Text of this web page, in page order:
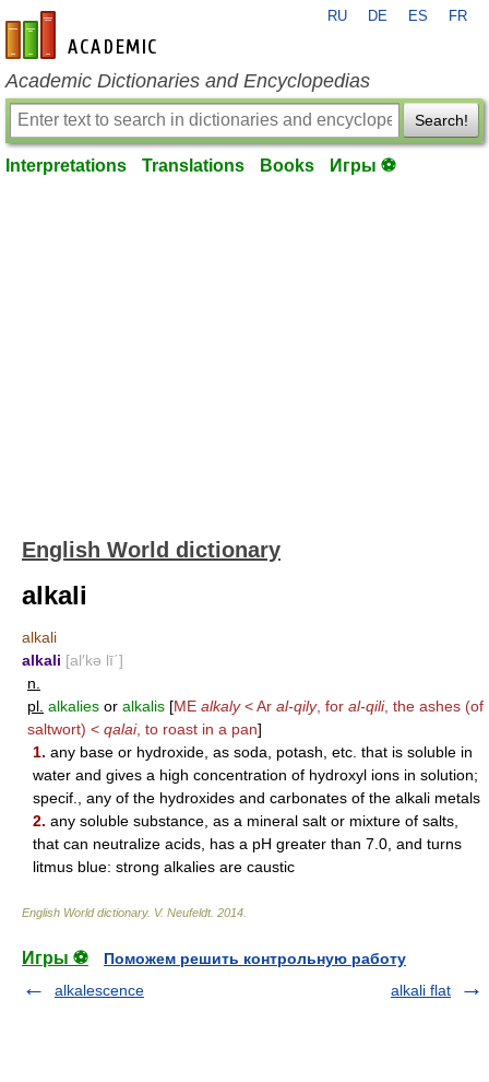
en-academic.com
RU DE ES FR
Academic Dictionaries and Encyclopedias
Search!
Interpretations Translations Books Игры ⚽
English World dictionary
alkali
alkali
alkali [al′kə lī΄]
n.
pl. alkalies or alkalis [ME alkaly< Ar al-qily, for al-qili, the ashes (of
saltwort) < qalai, to roast in a pan]
1. any base or hydroxide, as soda, potash, etc. that is soluble in
water and gives a high concentration of hydroxyl ions in solution;
specif., any of the hydroxides and carbonates of the alkali metals
2. any soluble substance, as a mineral salt or mixture of salts,
that can neutralize acids, has a pH greater than 7.0, and turns
litmus blue: strong alkalies are caustic
English World dictionary. V. Neufeldt. 2014
Игры ⚽
Поможем решить контрольную работу
alkalescence
alkali flat